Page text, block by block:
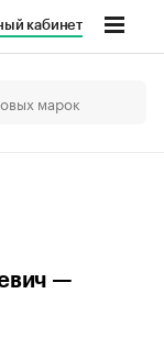
кабинет
—